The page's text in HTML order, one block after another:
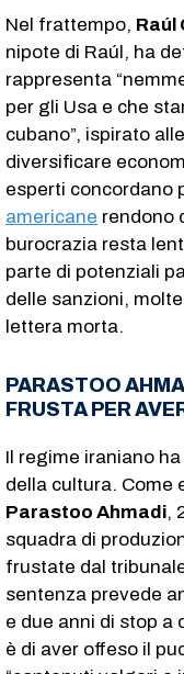
Nel frattempo, Raúl
nipote di Raúl, ha
rappresenta
per gli Usa e che
cubano”, ispirato
diversificare
esperti concordano
americane rendono
burocrazia resta
parte di potenziali
delle sanzioni,
lettera morta.
PARASTOO
FRUSTA PER
Il regime iraniano
della cultura. Come
Parastoo Ahmadi,
squadra di
frustate dal
sentenza prevede
e due anni di stop a
è di aver offeso il